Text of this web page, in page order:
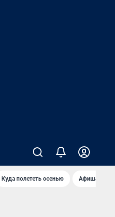
Куда полететь осенью Афиша на